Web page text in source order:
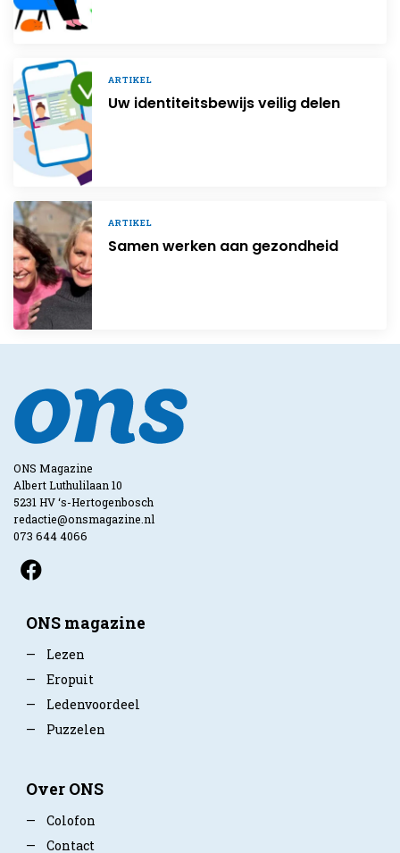
ARTIKEL
Uw identiteitsbewijs veilig delen
ARTIKEL
Samen werken aan gezondheid
ONS Magazine
Albert Luthulilaan 10
5231 HV ‘s-Hertogenbosch
redactie@onsmagazine.nl
073 644 4066
ONS magazine
—
Lezen
—
Eropuit
—
Ledenvoordeel
—
Puzzelen
Over ONS
—
Colofon
—
Contact